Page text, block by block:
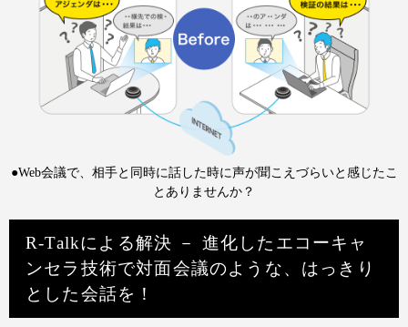
●Web会議で、相手と同時に話した時に声が聞こえづらいと感じたこ
とありませんか？
R-Talkによる解決 － 進化したエコーキャ
ンセラ技術で対面会議のような、はっきり
とした会話を！